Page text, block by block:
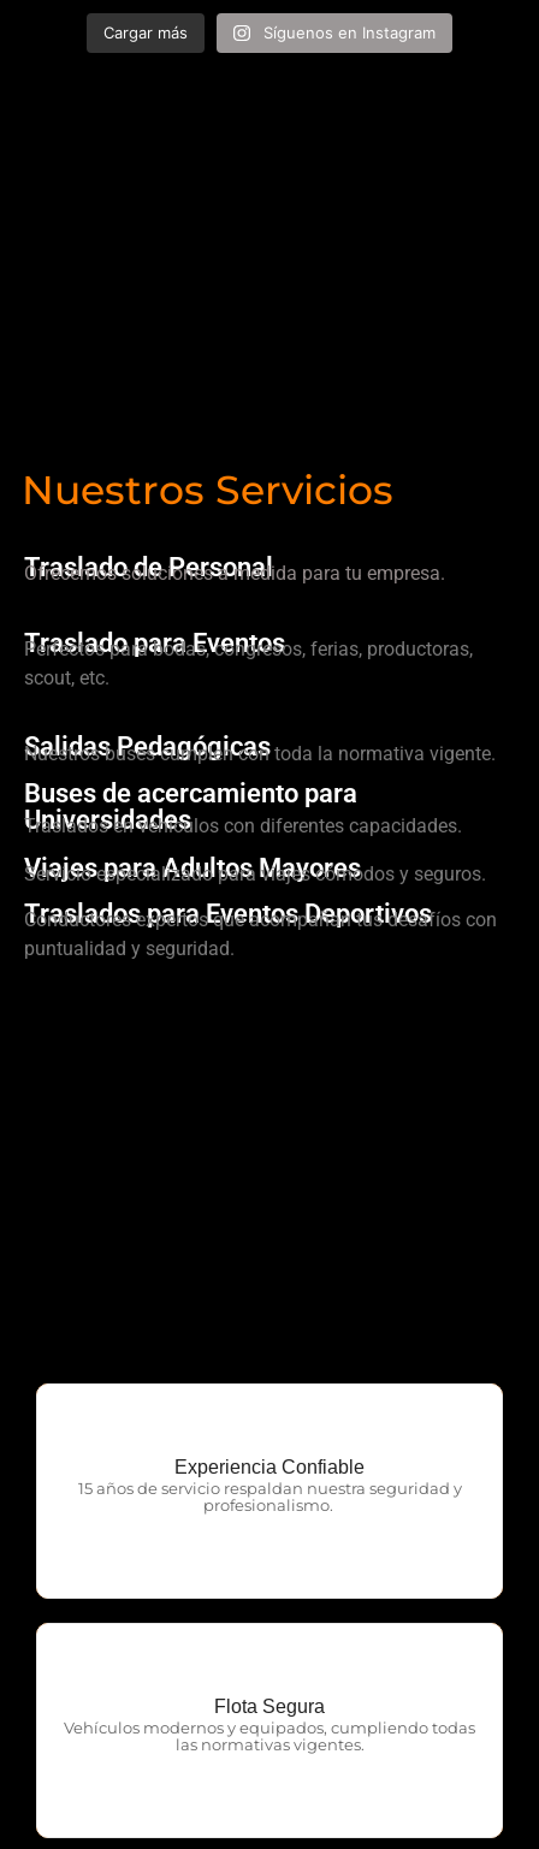
Cargar más Síguenos en Instagram
Nuestros Servicios
Traslado de Personal
Ofrecemos soluciones a medida para tu empresa.
Traslado para Eventos
Perfectos para bodas, congresos, ferias, productoras,
scout, etc.
Salidas Pedagógicas
Nuestros buses cumplen con toda la normativa vigente.
Buses de acercamiento para
Universidades
Traslados en vehículos con diferentes capacidades.
Viajes para Adultos Mayores
Servicio especializado para viajes cómodos y seguros.
Traslados para Eventos Deportivos
Conductores expertos que acompañan tus desafíos con
puntualidad y seguridad.
Experiencia Confiable
15 años de servicio respaldan nuestra seguridad y
profesionalismo.
OTP Servicios
Flota Segura
Vehículos modernos y equipados, cumpliendo todas
las normativas vigentes.
OTP Servicios